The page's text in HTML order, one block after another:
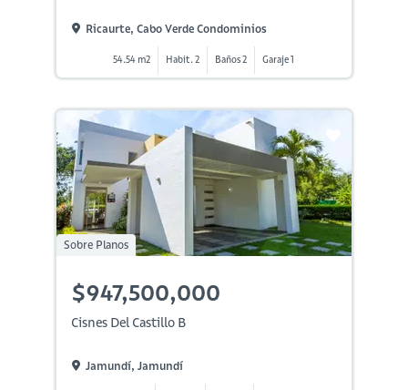
Ricaurte, Cabo Verde Condominios
54.54 m2 Habit. 2 Baños 2 Garaje 1
Sobre Planos
$947,500,000
Cisnes Del Castillo B
Jamundí, Jamundí